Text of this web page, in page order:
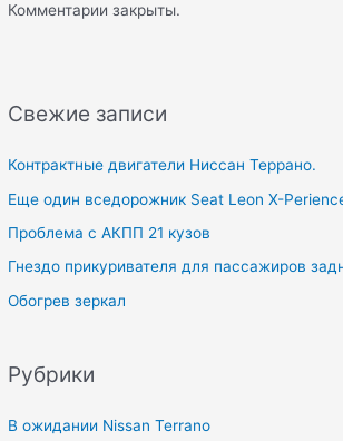
Свежие записи
Контрактные двигатели Ниссан Террано.
Еще один вседорожник Seat Leon X-
Проблема с АКПП 21 кузов
Гнездо прикуривателя для пассажиров
Обогрев зеркал
Рубрики
В ожидании Nissan Terrano
Комментарии закрыты.